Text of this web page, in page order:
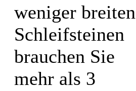
weniger breiten
Schleifsteinen
brauchen Sie
mehr als 3